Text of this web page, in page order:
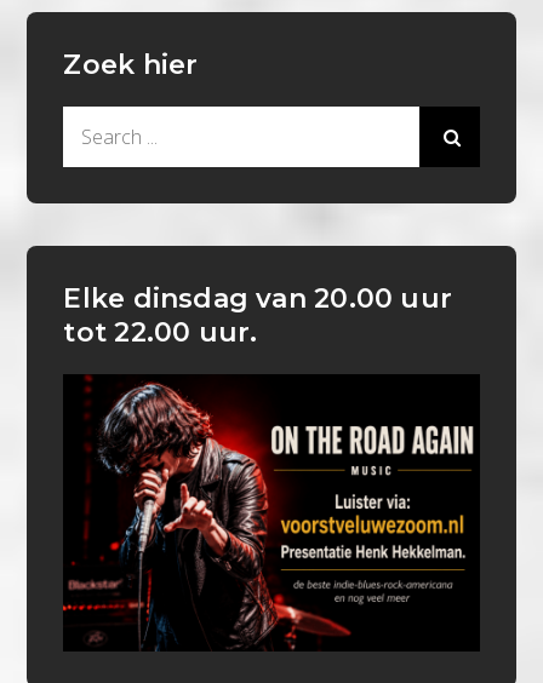
Zoek hier
Elke dinsdag van 20.00 uur
tot 22.00 uur.